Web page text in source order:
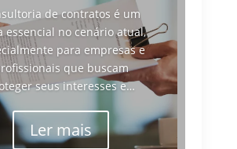
de contratos é um
essencial no cenário atual,
para empresas e
que buscam
seus interesses e…
Ler mais